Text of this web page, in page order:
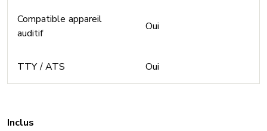
Compatible appareil
auditif
Oui
TTY / ATS Oui
Inclus